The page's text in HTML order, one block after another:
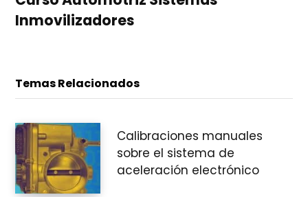
Inmovilizadores
Temas Relacionados
Calibraciones manuales
sobre el sistema de
aceleración electrónico